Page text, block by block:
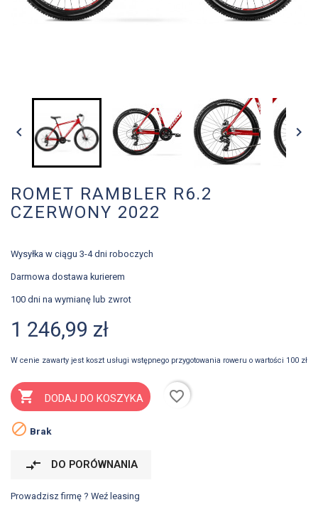
 
ROMET RAMBLER R6.2
CZERWONY 2022
Wysyłka w ciągu 3-4 dni roboczych
Darmowa dostawa kurierem
100 dni na wymianę lub zwrot
1 246,99 zł
W cenie zawarty jest koszt usługi wstępnego przygotowania roweru o wartości 100 zł
 DODAJ DO KOSZYKA
favorite_border
 Brak
compare_arrows DO PORÓWNANIA
Prowadzisz firmę ? Weź leasing